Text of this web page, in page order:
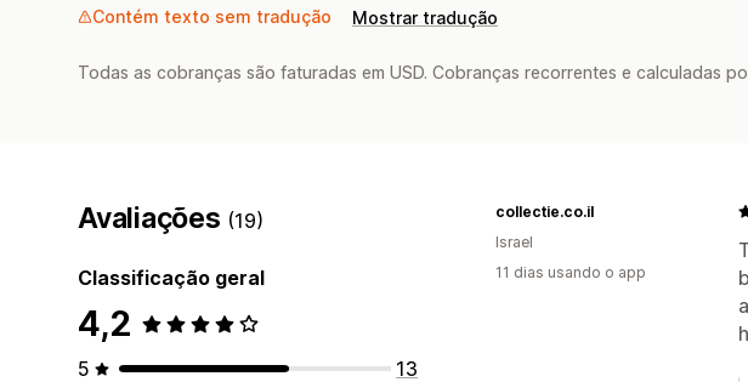
Contém texto sem tradução Mostrar tradução
Todas as cobranças são faturadas em USD. Cobranças recorrentes e calculadas
Avaliações (19)
Classificação geral
4,2
5
13
collectie.co.il
Israel
11 dias usando o app